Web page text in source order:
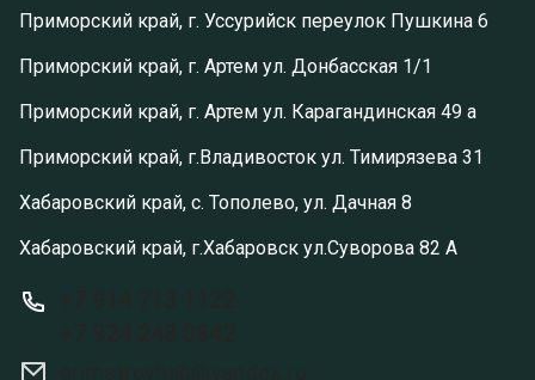
Приморский край, г. Уссурийск переулок Пушкина 6
Приморский край, г. Артем ул. Донбасская 1/1
Приморский край, г. Артем ул. Карагандинская 49 а
Приморский край, г.Владивосток ул. Тимирязева 31
Хабаровский край, с. Тополево, ул. Дачная 8
Хабаровский край, г.Хабаровск ул.Суворова 82 А